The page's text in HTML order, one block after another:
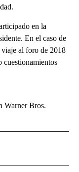
en la
En el caso de
viaje al foro de 2018
cuestionamientos
Bros.
NOTIFICATIONS ABOUT